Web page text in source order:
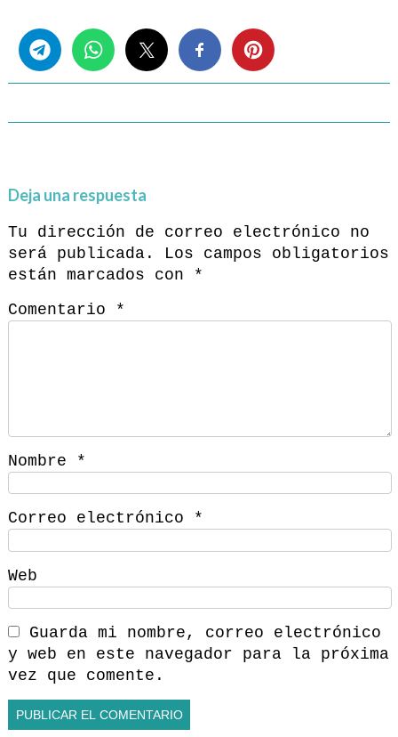
Deja una respuesta
Tu dirección de correo electrónico no
será publicada.
Los campos obligatorios
están marcados con
*
Comentario
*
Nombre *
Correo electrónico *
Web
Guarda mi nombre, correo electrónico
y web en este navegador para la próxima
vez que comente.